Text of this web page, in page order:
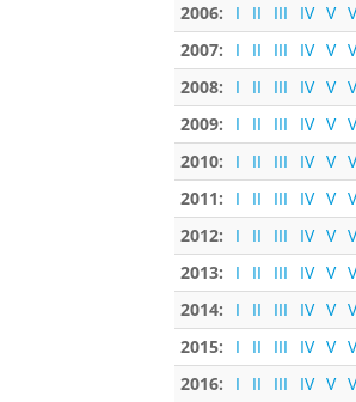
2006:
I II III IV V
2007:
I II III IV V
2008:
I II III IV V
2009:
I II III IV V
2010:
I II III IV V
2011:
I II III IV V
2012:
I II III IV V
2013:
I II III IV V
2014:
I II III IV V
2015:
I II III IV V
2016:
I II III IV V